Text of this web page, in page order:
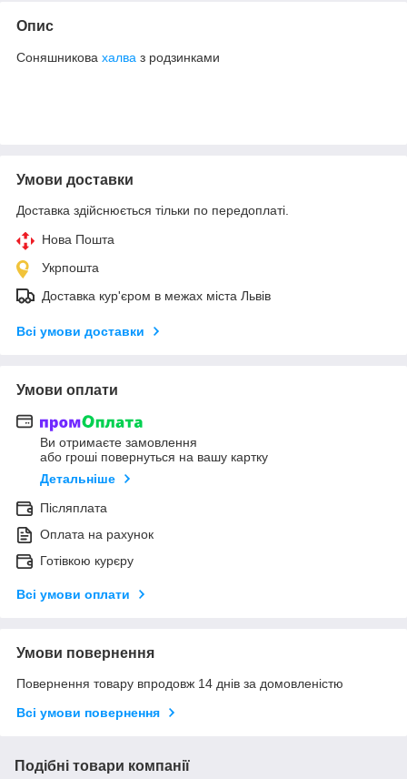
Опис
Соняшникова халва з родзинками
Умови доставки
Доставка здійснюється тільки по передоплаті.
Нова Пошта
Укрпошта
Доставка кур'єром в межах міста Львів
Всі умови доставки
Умови оплати
Ви отримаєте замовлення
або гроші повернуться на вашу картку
Детальніше
Післяплата
Оплата на рахунок
Готівкою курєру
Всі умови оплати
Умови повернення
Повернення товару впродовж 14 днів за домовленістю
Всі умови повернення
Подібні товари компанії